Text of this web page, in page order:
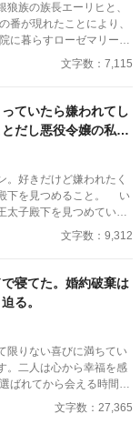
族の族長エーリヒと、
文字数：7,115
ていたら嫌われてし
だし悪役令嬢の私は
好きだけど嫌われたく
下を見つめること。 い
太子殿下を見つめていた
る。 聖女が現れたの
分が乙女ゲームの世界
、王太子殿下の前から姿
文字数：9,312
寝てた。婚約破棄は
る。
限りない喜びに満ちてい
。二人は心から幸福を感
満でした。オリビアも彼
たが、心にすれ違いを
文字数：27,365